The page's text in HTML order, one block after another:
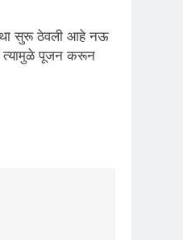
सुरू ठेवली आहे नऊ
त्यामुळे पूजन करून